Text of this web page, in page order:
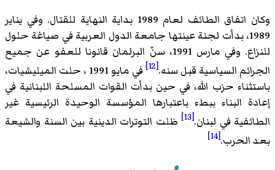
وكان اتفاق الطائف لعام 1989 بداية النهاية للقتال. وفي يناير
1989، بدأت لجنة عينتها جامعة الدول العربية في صياغة حلول
للنزاع. وفي مارس 1991، سنّ البرلمان قانونا للعفو عن جميع
الجرائم السياسية قبل سنه.[12]
في مايو 1991 ، حلت الميليشيات،
باستثناء حزب الله، في حين بدأت القوات المسلحة اللبنانية في
إعادة البناء ببطء باعتبارها المؤسسة الوحيدة الرئيسية غير
الطائفية في لبنان.[13]
ظلت التوترات الدينية بين السنة والشيعة
بعد الحرب.[14]